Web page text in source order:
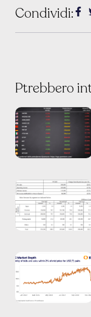
Condividi:
Ptrebbero